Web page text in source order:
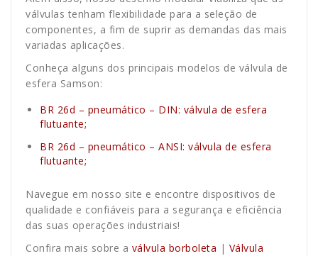
válvulas tenham flexibilidade para a seleção de
componentes, a fim de suprir as demandas das mais
variadas aplicações.
Conheça alguns dos principais modelos de válvula de
esfera Samson:
BR 26d – pneumático – DIN: válvula de esfera
flutuante;
BR 26d – pneumático – ANSI: válvula de esfera
flutuante;
Navegue em nosso site e encontre dispositivos de
qualidade e confiáveis para a segurança e eficiência
das suas operações industriais!
Confira mais sobre a válvula borboleta | Válvula